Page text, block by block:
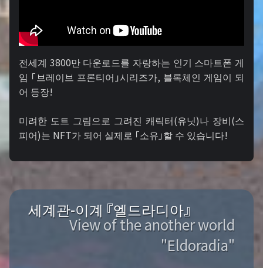
전세계 3800만 다운로드를 자랑하는 인기 스마트폰 게
임 「브레이브 프론티어」시리즈가, 블록체인 게임이 되
어 등장!
미려한 도트 그림으로 그려진 캐릭터(유닛)나 장비(스
피어)는 NFT가 되어 실제로 「소유」할 수 있습니다!
세계관-이계 『엘드라디아』
View of the another world
"Eldoradia"